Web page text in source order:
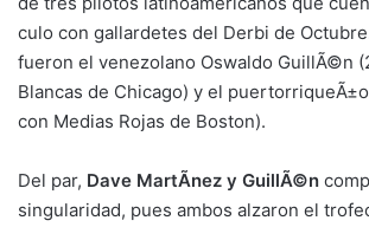
culo con gallardetes del Derbi de
fueron el venezolano Oswaldo GuillÃ©n
Blancas de Chicago) y el
con Medias Rojas de Boston).
Del par, Dave MartÃ­nez y GuillÃ©n
singularidad, pues ambos alzaron el